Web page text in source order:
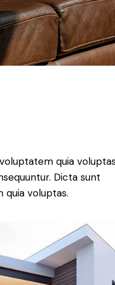
quia
Dicta sunt
quia voluptas.